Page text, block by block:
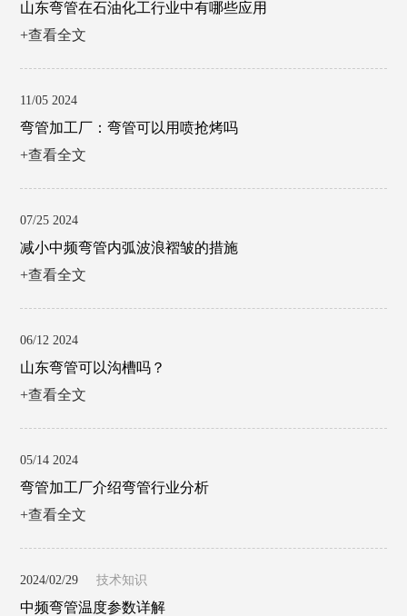
山东弯管在石油化工行业中有哪些应用
+查看全文
11/05 2024
弯管加工厂：弯管可以用喷抢烤吗
+查看全文
07/25 2024
减小中频弯管内弧波浪褶皱的措施
+查看全文
06/12 2024
山东弯管可以沟槽吗？
+查看全文
05/14 2024
弯管加工厂介绍弯管行业分析
+查看全文
2024/02/29 技术知识
中频弯管温度参数详解